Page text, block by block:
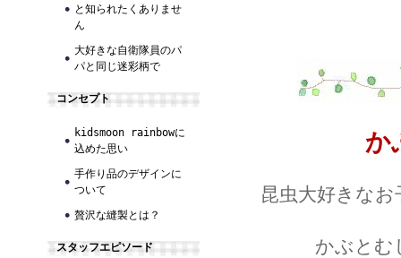
と知られたくありませ
ん
大好きな自衛隊員のパ
パと同じ迷彩柄で
コンセプト
kidsmoon rainbowに
込めた思い
手作り品のデザインに
ついて
贅沢な縫製とは？
スタッフエピソード
か
昆虫大好きな
かぶとむ